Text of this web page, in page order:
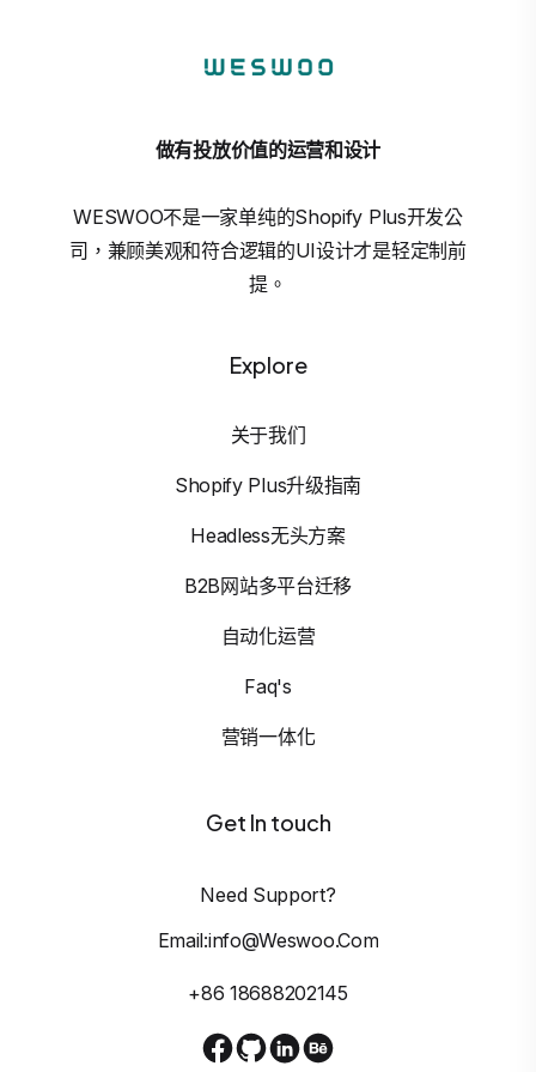
做有投放价值的运营和设计
WESWOO不是一家单纯的Shopify Plus开发公
司，兼顾美观和符合逻辑的UI设计才是轻定制前
提。
Explore
关于我们
Shopify Plus升级指南
Headless无头方案
B2B网站多平台迁移
自动化运营
Faq's
营销一体化
Get In touch
Need Support?
Email:info@weswoo.com
+86 18688202145